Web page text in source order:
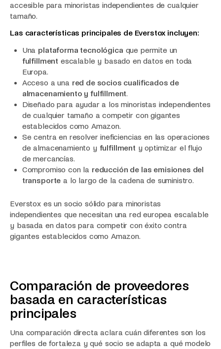
accesible para minoristas independientes de cualquier
tamaño.
Las características principales de Everstox incluyen:
Una plataforma tecnológica que permite un
fulfillment escalable y basado en datos en toda
Europa.
Acceso a una red de socios cualificados de
almacenamiento y fulfillment.
Diseñado para ayudar a los minoristas independientes
de cualquier tamaño a competir con gigantes
establecidos como Amazon.
Se centra en resolver ineficiencias en las operaciones
de almacenamiento y fulfillment y optimizar el flujo
de mercancías.
Compromiso con la reducción de las emisiones del
transporte a lo largo de la cadena de suministro.
Everstox es un socio sólido para minoristas
independientes que necesitan una red europea escalable
y basada en datos para competir con éxito contra
gigantes establecidos como Amazon.
Comparación de proveedores
basada en características
principales
Una comparación directa aclara cuán diferentes son los
perfiles de fortaleza y qué socio se adapta a qué modelo